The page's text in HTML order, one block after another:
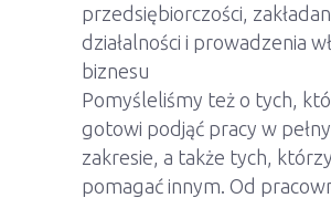
przedsiębiorczości,
działalności i prowadzenia
biznesu
Pomyśleliśmy też o tych,
gotowi podjąć pracy w
zakresie, a także tych,
pomagać innym. Od